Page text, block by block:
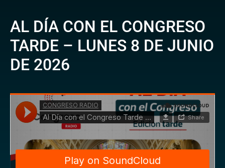
AL DÍA CON EL CONGRESO
TARDE – LUNES 8 DE JUNIO
DE 2026